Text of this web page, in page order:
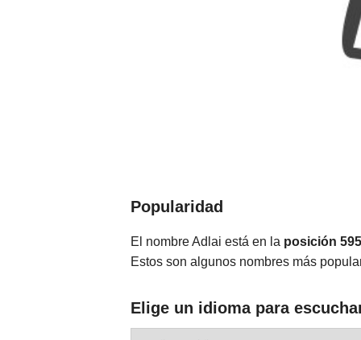
Popularidad
El nombre Adlai está en la posición
Estos son algunos nombres más
Elige un idioma para